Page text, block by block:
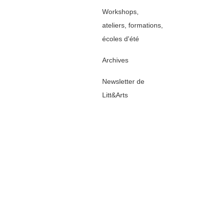
Workshops,
ateliers, formations,
écoles d'été
Archives
Newsletter de
Litt&Arts